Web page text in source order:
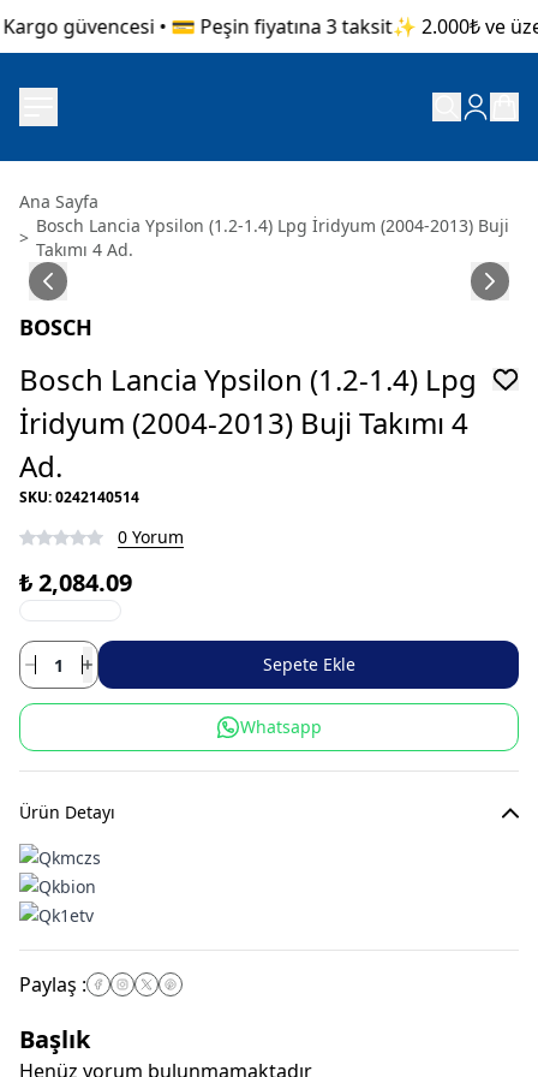
güvencesi • 💳 Peşin fiyatına 3 taksit✨ 2.000₺ ve
Ana Sayfa
>
Bosch Lancia Ypsilon (1.2-1.4) Lpg İridyum (2004-2013) Buji
Takımı 4 Ad.
BOSCH
Bosch Lancia Ypsilon (1.2-1.4) Lpg
İridyum (2004-2013) Buji Takımı 4
Ad.
SKU:0242140514
0 Yorum
₺ 2,084.09
Sepete Ekle
Whatsapp
Ürün Detayı
Paylaş :
Başlık
Henüz yorum bulunmamaktadır